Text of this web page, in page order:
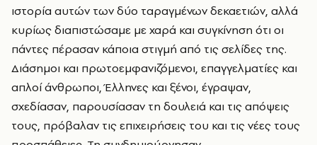
ιστορία αυτών των δύο ταραγμένων δεκαετιών, αλλά
κυρίως διαπιστώσαμε με χαρά και συγκίνηση ότι οι
πάντες πέρασαν κάποια στιγμή από τις σελίδες της.
Διάσημοι και πρωτοεμφανιζόμενοι, επαγγελματίες και
απλοί άνθρωποι, Έλληνες και ξένοι, έγραψαν,
σχεδίασαν, παρουσίασαν τη δουλειά και τις απόψεις
τους, πρόβαλαν τις επιχειρήσεις του και τις νέες τους